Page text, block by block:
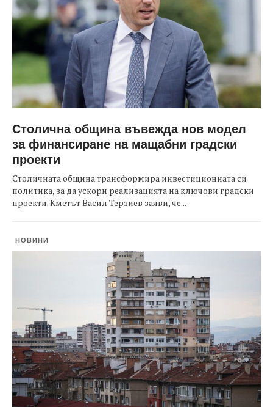
Столична община въвежда нов модел
за финансиране на мащабни градски
проекти
Столичната община трансформира инвестиционната си
политика, за да ускори реализацията на ключови градски
проекти. Кметът Васил Терзиев заяви, че...
НОВИНИ